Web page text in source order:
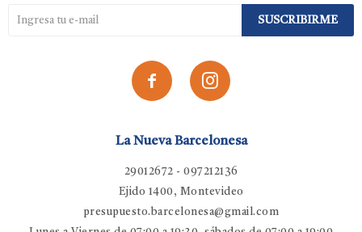
La Nueva Barcelonesa
29012672 - 097212136
Ejido 1400, Montevideo
presupuesto.barcelonesa@gmail.com
SUSCRIBIRME
 